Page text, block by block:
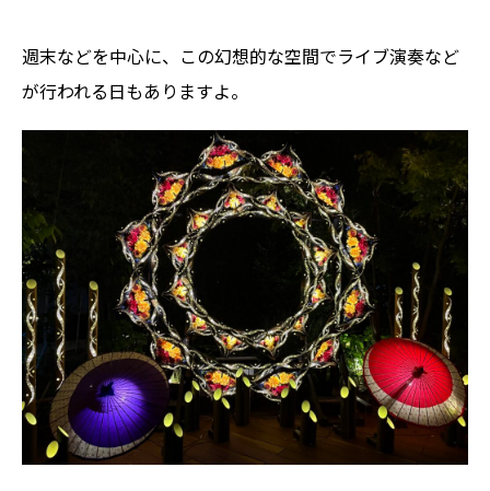
週末などを中心に、この幻想的な空間でライブ演奏など
が行われる日もありますよ。